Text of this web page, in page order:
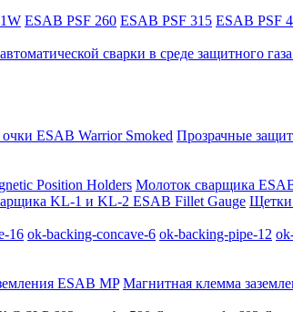
ESAB PSF 260 ESAB PSF 315 ESAB PSF
сварки в среде защитного
ESAB Warrior Smoked Прозрачные
Position Holders Молоток сварщика
KL-1 и KL-2 ESAB Fillet Gauge Щетки
16 ok-backing-concave-6 ok-backing-pipe-12
ESAB MP Магнитная клемма